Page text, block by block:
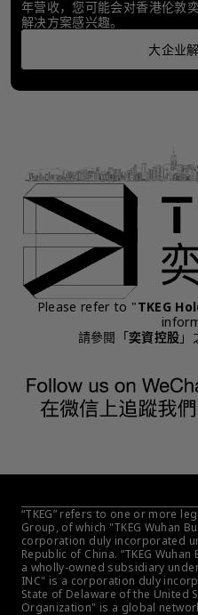
年营收，您可能会对香港伦敦
解决方案感兴趣。
大企业
Please refer to "TKEG
請參閱「奕資控股 」
“TKEG” refers to one or more
Group, of which "TKEG Wuhan
corporation duly incorporated
Republic of China. “TKEG
a wholly-owned subsidiary under
INC" is a corporation duly
State of Delaware of the United
Organization" is a global